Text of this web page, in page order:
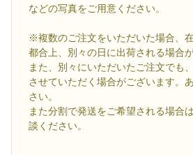
などの写真をご用意ください。
※複数のご注文をいただいた場合、
都合上、別々の日に出荷される場合
また、別々にいただいたご注文でも
させていただく場合がございます。
さい。
また分割で発送をご希望される場合
談ください。